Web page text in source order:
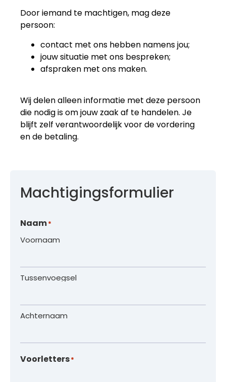
Door iemand te machtigen, mag deze
persoon:
contact met ons hebben namens jou;
jouw situatie met ons bespreken;
afspraken met ons maken.
Wij delen alleen informatie met deze persoon
die nodig is om jouw zaak af te handelen. Je
blijft zelf verantwoordelijk voor de vordering
en de betaling.
Machtigingsformulier
Naam*
Voornaam
Tussenvoegsel
Achternaam
Voorletters*